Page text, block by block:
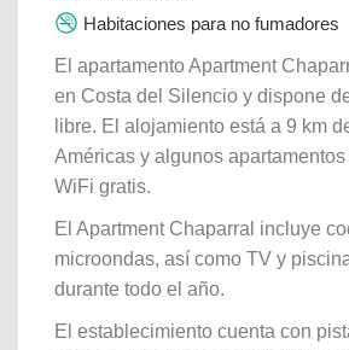
Habitaciones para no fumadores
El apartamento Apartment
en Costa del Silencio y dispone
libre. El alojamiento está a 9 km
Américas y algunos
WiFi gratis.
El Apartment Chaparral incluye
microondas, así como TV y
durante todo el año.
El establecimiento cuenta con